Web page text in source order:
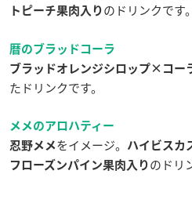
トピーチ果肉入り のドリンクです。
暦のブラッドコーラ
ブラッドオレンジシロップ×コー
たドリンクです。
メメのアロハティー
忍野メメをイメージ。
ハイビスカ
フローズンパイン果肉入り のドリ